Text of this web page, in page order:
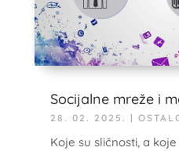
Socijalne mreže i
28. 02. 2025. |
Koje su sličnosti, a